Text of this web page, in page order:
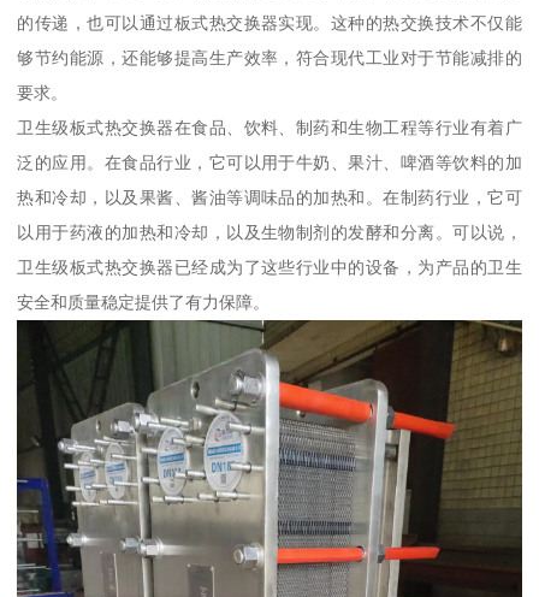
的传递，也可以通过板式热交换器实现。这种的热交换技术不仅能
够节约能源，还能够提高生产效率，符合现代工业对于节能减排的
要求。
卫生级板式热交换器在食品、饮料、制药和生物工程等行业有着广
泛的应用。在食品行业，它可以用于牛奶、果汁、啤酒等饮料的加
热和冷却，以及果酱、酱油等调味品的加热和。在制药行业，它可
以用于药液的加热和冷却，以及生物制剂的发酵和分离。可以说，
卫生级板式热交换器已经成为了这些行业中的设备，为产品的卫生
安全和质量稳定提供了有力保障。